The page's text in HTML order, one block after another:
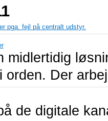
pga. fejl på centralt udstyr.
midlertidig
Der
de digitale